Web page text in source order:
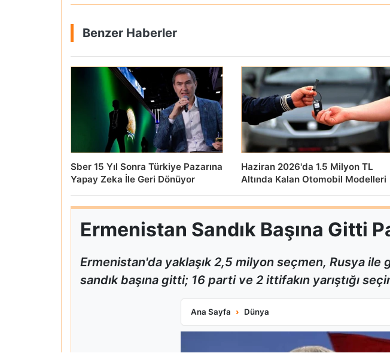
Benzer Haberler
Sber 15 Yıl Sonra Türkiye Pazarına
Yapay Zeka İle Geri Dönüyor
Haziran 2026'da 1.5 Milyon TL
Altında Kalan Otomobil Modelleri
Ermenistan Sandık Başına Gitti
Ermenistan'da yaklaşık 2,5 milyon seçmen, Rusya
sandık başına gitti; 16 parti ve 2 ittifakın yarıştığı
Ana Sayfa Dünya
Ermenistan Sandık Başına Gitti Paşinyan